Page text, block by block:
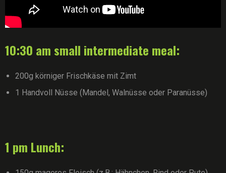
10:30 am small intermediate meal:
200g körniger Frischkäse mit Zimt
1 Handvoll Nüsse (Mandel, Walnüsse oder Paranüsse)
1 pm Lunch: